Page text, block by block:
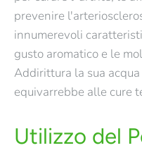
prevenire
innumerevoli
gusto aromatico e le
Addirittura la sua
equivarrebbe alle cure
Utilizzo del